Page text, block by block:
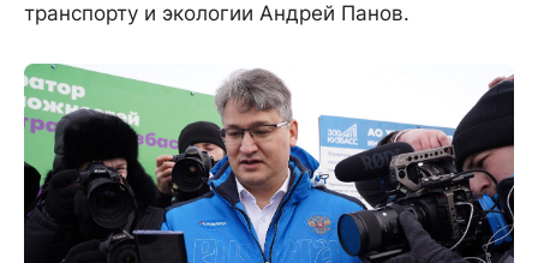
транспорту и экологии Андрей Панов.